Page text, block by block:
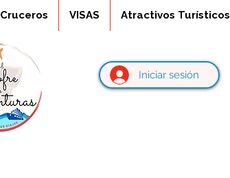
Cruceros VISAS Atractivos Turísticos
Iniciar sesión